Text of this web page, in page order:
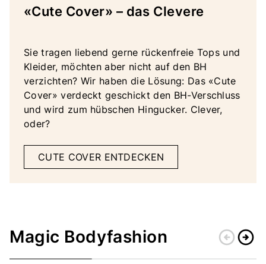
«Cute Cover» – das Clevere
Sie tragen liebend gerne rückenfreie Tops und
Kleider, möchten aber nicht auf den BH
verzichten? Wir haben die Lösung: Das «Cute
Cover» verdeckt geschickt den BH-Verschluss
und wird zum hübschen Hingucker. Clever,
oder?
CUTE COVER ENTDECKEN
Magic Bodyfashion arrow_circle_leftarrow_circle_right